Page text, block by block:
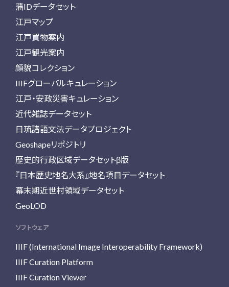
藩IDデータセット
江戸マップ
江戸買物案内
江戸観光案内
顔貌コレクション
IIIFグローバルキュレーション
江戸・安政災害キュレーション
近代雑誌データセット
日琉諸語文法データプロジェクト
Geoshapeリポジトリ
歴史的行政区域データセットβ版
『日本歴史地名大系』地名項目データセット
幕末期近世村領域データセット
GeoLOD
ソフトウェア
IIIF (International Image Interoperability Framework)
IIIF Curation Platform
IIIF Curation Viewer